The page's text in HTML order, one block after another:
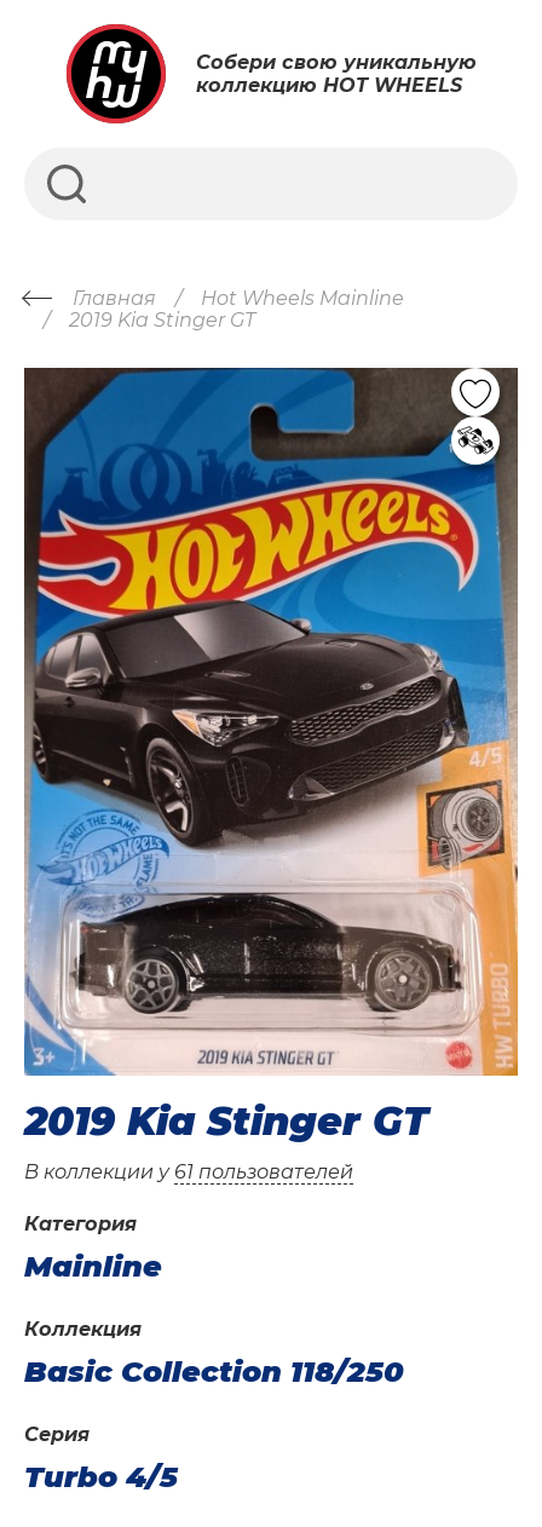
Собери свою уникальную
коллекцию HOT WHEELS
Главная
Hot Wheels Mainline
2019 Kia Stinger GT
2019 Kia Stinger GT
В коллекции у 61 пользователей
Категория
Mainline
Коллекция
Basic Collection 118/250
Серия
Turbo 4/5